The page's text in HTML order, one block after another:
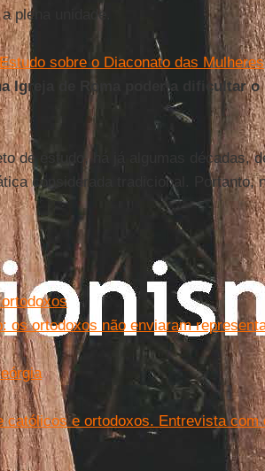
plena unidade.
sobre o Diaconato das Mulheres
Igreja de Roma poderia dificultar o
de estudo, há já algumas décadas,
considerada tradicional. Portanto,
os ortodoxos não enviaram
católicos e ortodoxos. Entrevista com